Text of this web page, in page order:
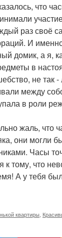
что
раз своё
И
домик, а я,
в
не так -
между
в роли
жаль, что
они могли
Часы
к тому, что
А у тебя
квартиры